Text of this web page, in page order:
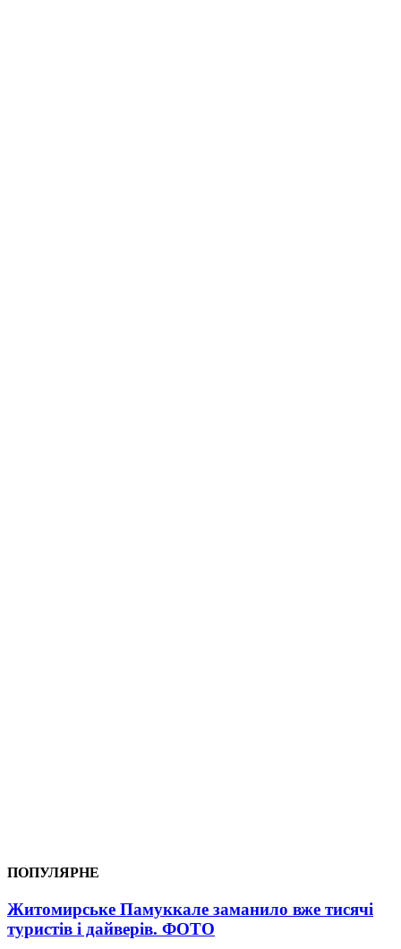
ПОПУЛЯРНЕ
Житомирське Памуккале заманило вже тисячі
туристів і дайверів. ФОТО